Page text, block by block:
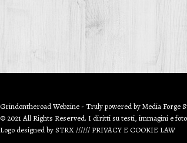
Grindontheroad Webzine - Truly powered byMedia Forge
© 2021 All Rights Reserved. I diritti su testi, immagini e
Logo designed bySTRX////// PRIVACY E COOKIE LAW